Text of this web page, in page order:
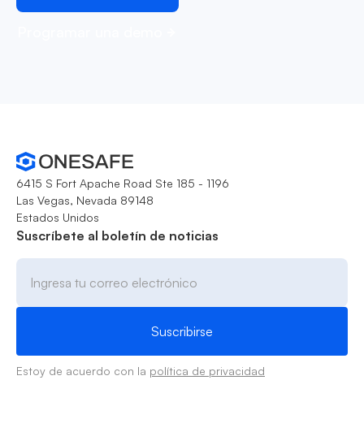
6415 S Fort Apache Road Ste 185 - 1196
Las Vegas, Nevada 89148
Estados Unidos
Suscríbete al boletín de noticias
Estoy de acuerdo con la política de privacidad